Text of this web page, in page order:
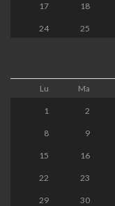
17 18
24 25
Lu Ma
1 2
8 9
15 16
22 23
29 30